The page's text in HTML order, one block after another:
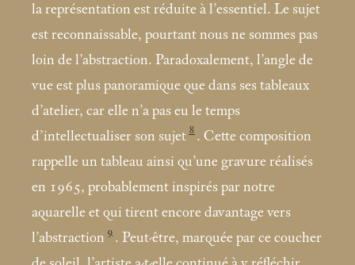
la représentation est réduite à l’essentiel. Le sujet
est reconnaissable, pourtant nous ne sommes pas
loin de l’abstraction. Paradoxalement, l’angle de
vue est plus panoramique que dans ses tableaux
d’atelier, car elle n’a pas eu le temps
d’intellectualiser son sujet 8 . Cette composition
rappelle un tableau ainsi qu’une gravure réalisés
en 1965, probablement inspirés par notre
aquarelle et qui tirent encore davantage vers
l’abstraction 9 . Peut-être, marquée par ce coucher